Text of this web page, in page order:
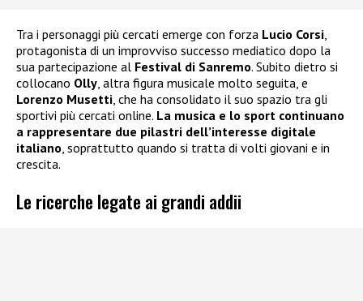
Tra i personaggi più cercati emerge con forza Lucio Corsi,
protagonista di un improvviso successo mediatico dopo la
sua partecipazione al Festival di Sanremo. Subito dietro si
collocano Olly, altra figura musicale molto seguita, e
Lorenzo Musetti, che ha consolidato il suo spazio tra gli
sportivi più cercati online. La musica e lo sport continuano
a rappresentare due pilastri dell’interesse digitale
italiano, soprattutto quando si tratta di volti giovani e in
crescita.
Le ricerche legate ai grandi addii